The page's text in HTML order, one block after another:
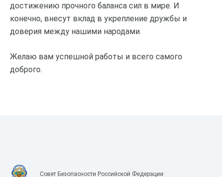
достижению прочного баланса сил в мире. И
конечно, внесут вклад в укрепление дружбы и
доверия между нашими народами.
Желаю вам успешной работы и всего самого
доброго.
Совет Безопасности Российской Федерации